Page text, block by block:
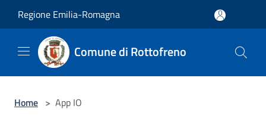
Regione Emilia-Romagna
Comune di Rottofreno
Home > App IO